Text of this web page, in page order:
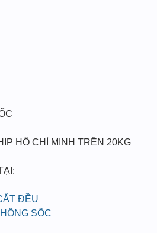
HỒ CHÍ MINH TRÊN 20KG
ĐỀU
SỐC